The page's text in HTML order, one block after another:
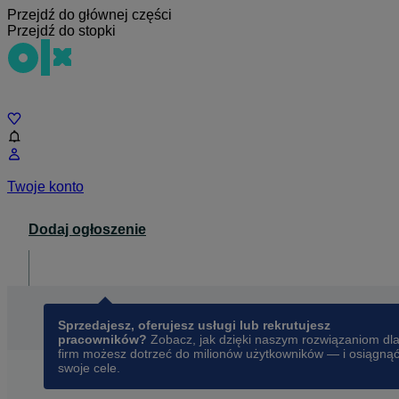
Przejdź do głównej części
Przejdź do stopki
Twoje konto
Dodaj ogłoszenie
Sprzedajesz, oferujesz usługi lub rekrutujesz
pracowników? Zobacz, jak dzięki naszym rozwiązaniom dla
firm możesz dotrzeć do milionów użytkowników — i osiągnąć
swoje cele.